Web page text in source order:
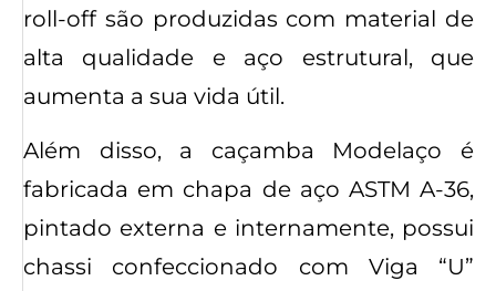
roll-off são produzidas com material de
alta qualidade e aço estrutural, que
aumenta a sua vida útil.
Além disso, a caçamba Modelaço é
fabricada em chapa de aço ASTM A-36,
pintado externa e internamente, possui
chassi confeccionado com Viga “U”